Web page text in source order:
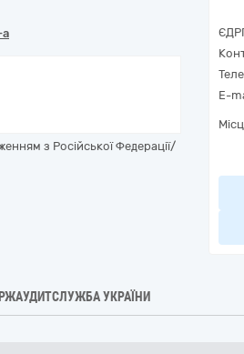
з Російської Федерації/
E-
УКРАЇНИ